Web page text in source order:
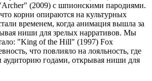
(2009) с шпионскими пародиями.
корни опираются на культурных
временем, когда анимация вышла за
ниши для зрелых нарративов. Мы
"King of the Hill" (1997) Fox
что повлияло на лояльность, где
аудиторию годами, открывая ниши для